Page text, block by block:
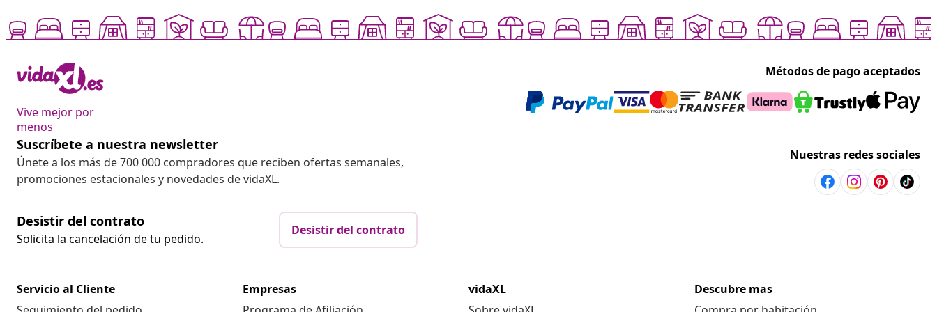
Vive mejor por
menos
Métodos de pago aceptados
Suscríbete a nuestra newsletter
Únete a los más de 700 000 compradores que reciben ofertas semanales,
promociones estacionales y novedades de vidaXL.
Nuestras redes sociales
Desistir del contrato
Solicita la cancelación de tu pedido.
Desistir del contrato
Servicio al Cliente
Empresas
vidaXL
Descubre mas